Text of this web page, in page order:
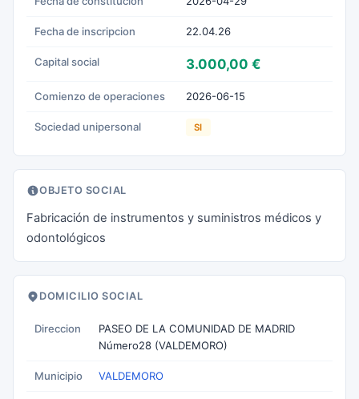
Fecha de inscripcion 22.04.26
Capital social 3.000,00 €
Comienzo de operaciones 2026-06-15
Sociedad unipersonal SI
OBJETO SOCIAL
Fabricación de instrumentos y suministros médicos y
odontológicos
DOMICILIO SOCIAL
Direccion
PASEO DE LA COMUNIDAD DE MADRID
Número28 (VALDEMORO)
Municipio VALDEMORO